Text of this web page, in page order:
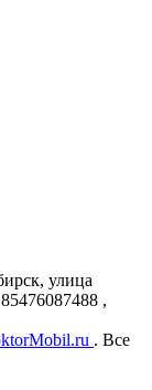
улица
,
. Все